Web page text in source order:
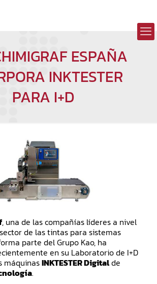
ESPAÑA
INKTESTER
PARA I+D
, una de las compañías líderes a nivel
de las tintas para sistemas
parte del Grupo Kao, ha
en su Laboratorio de I+D
máquinasINKTESTER Digitalde
.